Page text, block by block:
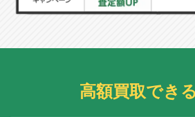
高額買取でき